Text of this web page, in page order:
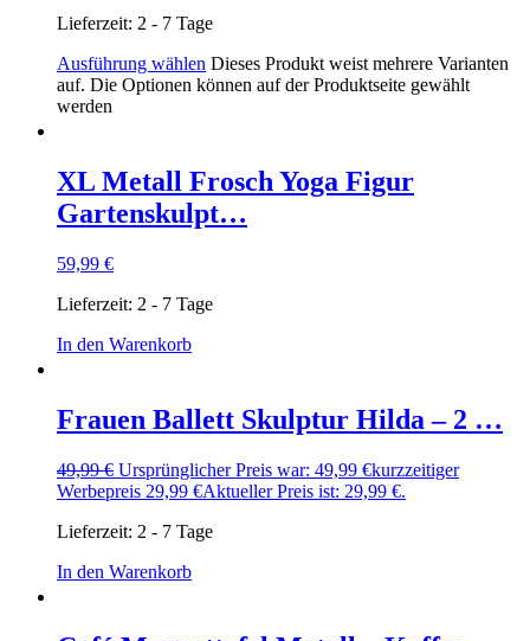
Lieferzeit: 2 - 7 Tage
Ausführung wählen Dieses Produkt weist mehrere Varianten
auf. Die Optionen können auf der Produktseite gewählt
werden
XL Metall Frosch Yoga Figur
Gartenskulpt…
59,99 €
Lieferzeit: 2 - 7 Tage
In den Warenkorb
Frauen Ballett Skulptur Hilda – 2 …
49,99€ Ursprünglicher Preis war: 49,99 €kurzzeitiger
Werbepreis 29,99 €Aktueller Preis ist: 29,99 €.
Lieferzeit: 2 - 7 Tage
In den Warenkorb